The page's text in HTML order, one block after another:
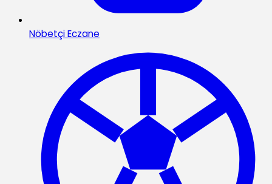
Nöbetçi Eczane